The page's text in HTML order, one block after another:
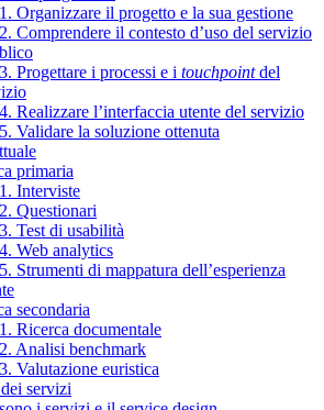
Organizzare il progetto e la sua gestione
Comprendere il contesto d’uso del servizio
Progettare i processi e i touchpointdel
Realizzare l’interfaccia utente del servizio
Validare la soluzione ottenuta
primaria
Interviste
Questionari
Test di usabilità
Web analytics
Strumenti di mappatura dell’esperienza
secondaria
Ricerca documentale
Analisi benchmark
Valutazione euristica
servizi